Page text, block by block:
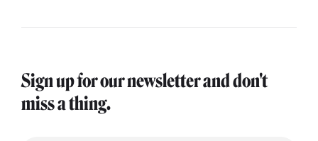
Sign up for our newsletter and don't
miss a thing.